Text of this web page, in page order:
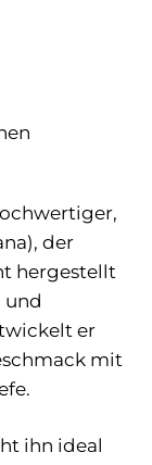
der
hergestellt
und
er
mit
ihn ideal